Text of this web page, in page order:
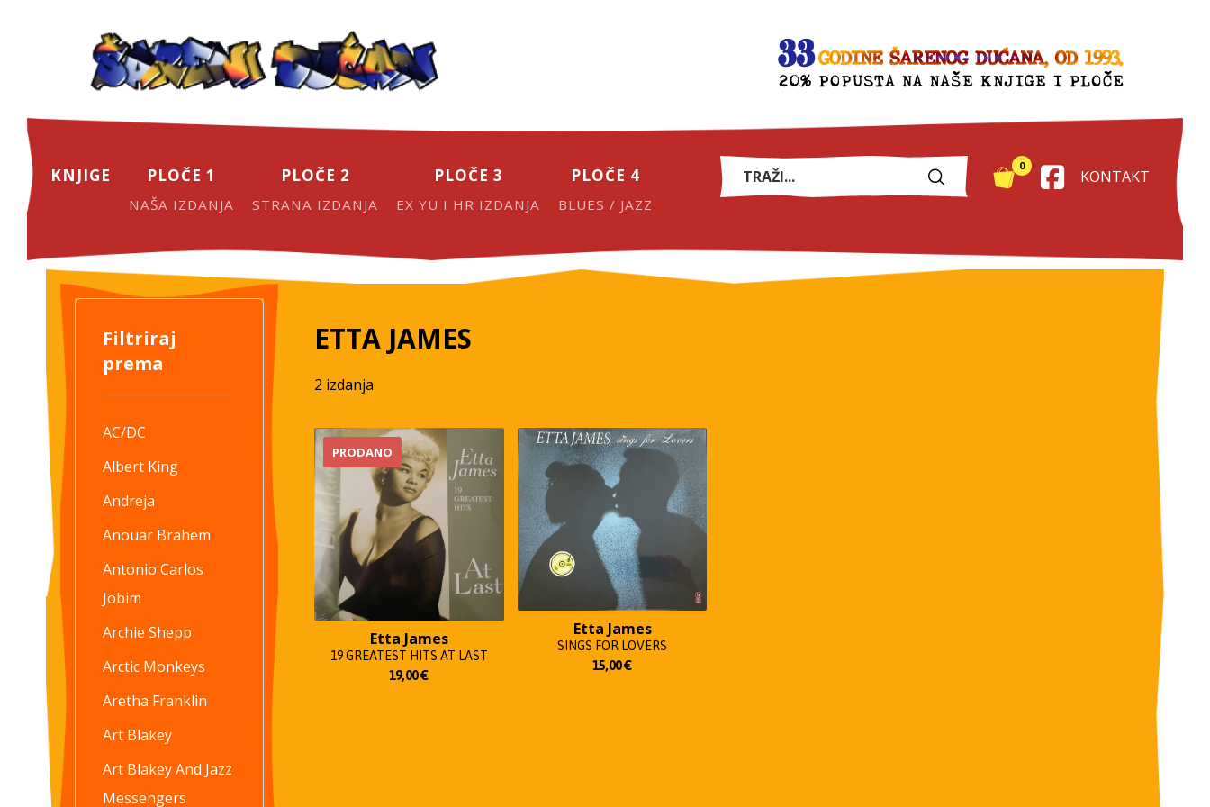
KNJIGE PLOČE 1
NAŠA IZDANJA
PLOČE 2
STRANA IZDANJA
PLOČE 3
EX YU I HR IZDANJA
PLOČE 4
BLUES / JAZZ
KONTAKT
0
ETTA JAMES
2 izdanja
PRODANO
Etta James
19 GREATEST HITS AT LAST
19,00€
Etta James
SINGS FOR LOVERS
15,00€
Filtriraj
prema
AC/DC
Albert King
Andreja
Anouar Brahem
Antonio Carlos
Jobim
Archie Shepp
Arctic Monkeys
Aretha Franklin
Art Blakey
Art Blakey And Jazz
Messengers